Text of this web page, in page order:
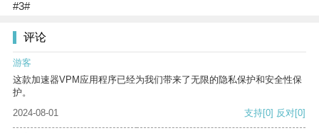
#3#
评论
游客
这款加速器VPM应用程序已经为我们带来了无限的隐私保护和安全性保
护。
2024-08-01
支持[0] 反对[0]